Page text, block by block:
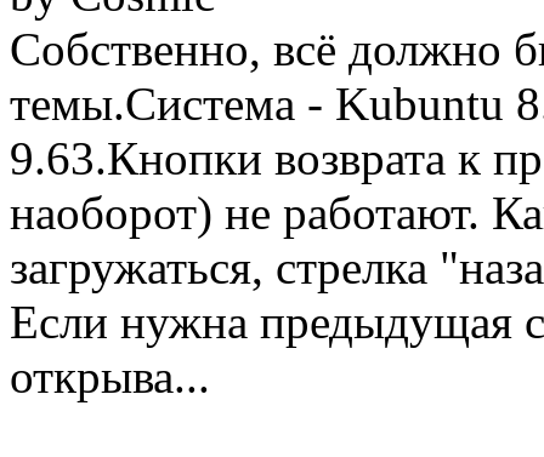
Собственно, всё должно
темы.Система - Kubuntu
9.63.Кнопки возврата к
наоборот) не работают.
загружаться, стрелка
Если нужна предыдущая
открыва...